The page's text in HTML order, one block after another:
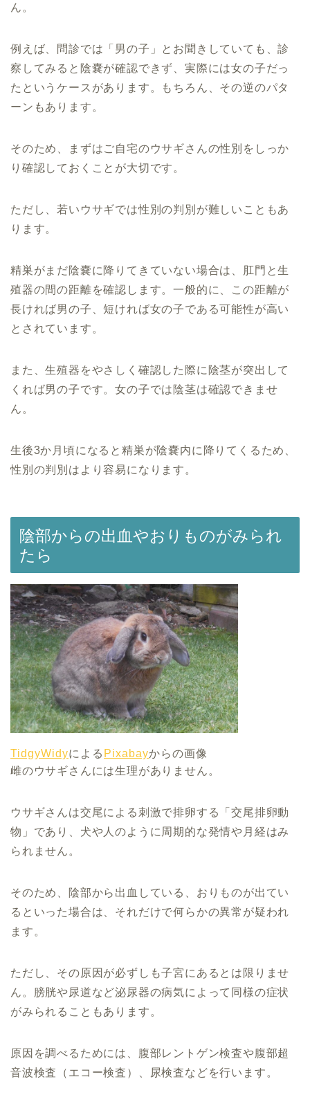
ん。
例えば、問診では「男の子」とお聞きしていても、診
察してみると陰嚢が確認できず、実際には女の子だっ
たというケースがあります。もちろん、その逆のパタ
ーンもあります。
そのため、まずはご自宅のウサギさんの性別をしっか
り確認しておくことが大切です。
ただし、若いウサギでは性別の判別が難しいこともあ
ります。
精巣がまだ陰嚢に降りてきていない場合は、肛門と生
殖器の間の距離を確認します。一般的に、この距離が
長ければ男の子、短ければ女の子である可能性が高い
とされています。
また、生殖器をやさしく確認した際に陰茎が突出して
くれば男の子です。女の子では陰茎は確認できませ
ん。
生後3か月頃になると精巣が陰嚢内に降りてくるため、
性別の判別はより容易になります。
陰部からの出血やおりものがみられ
たら
TidgyWidyによる Pixabayからの画像
雌のウサギさんには生理がありません。
ウサギさんは交尾による刺激で排卵する「交尾排卵動
物」であり、犬や人のように周期的な発情や月経はみ
られません。
そのため、陰部から出血している、おりものが出てい
るといった場合は、それだけで何らかの異常が疑われ
ます。
ただし、その原因が必ずしも子宮にあるとは限りませ
ん。膀胱や尿道など泌尿器の病気によって同様の症状
がみられることもあります。
原因を調べるためには、腹部レントゲン検査や腹部超
音波検査（エコー検査）、尿検査などを行います。